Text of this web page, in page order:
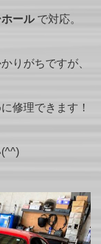
ールで対応。
りがちですが、
修理できます！